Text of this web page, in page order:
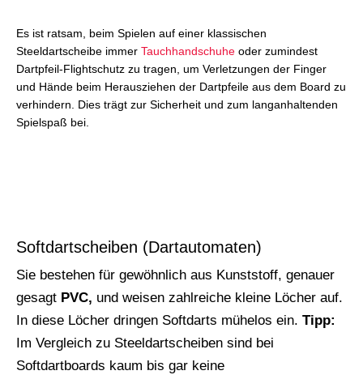
Es ist ratsam, beim Spielen auf einer klassischen
Steeldartscheibe immer Tauchhandschuhe oder zumindest
Dartpfeil-Flightschutz zu tragen, um Verletzungen der Finger
und Hände beim Herausziehen der Dartpfeile aus dem Board zu
verhindern. Dies trägt zur Sicherheit und zum langanhaltenden
Spielspaß bei.
Softdartscheiben (Dartautomaten)
Sie bestehen für gewöhnlich aus Kunststoff, genauer
gesagt PVC, und weisen zahlreiche kleine Löcher auf.
In diese Löcher dringen Softdarts mühelos ein. Tipp:
Im Vergleich zu Steeldartscheiben sind bei
Softdartboards kaum bis gar keine